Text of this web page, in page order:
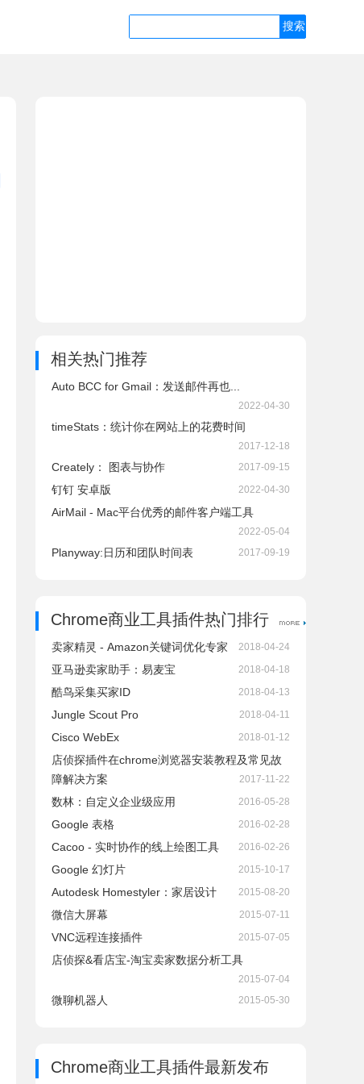
相关热门推荐
Auto BCC for Gmail：发送邮件再也...
2022-04-30
timeStats：统计你在网站上的花费时间
2017-12-18
Creately： 图表与协作 2017-09-15
钉钉 安卓版 2022-04-30
AirMail - Mac平台优秀的邮件客户端工具
2022-05-04
Planyway:日历和团队时间表 2017-09-19
Chrome商业工具插件热门排行
卖家精灵 - Amazon关键词优化专家 2018-04-24
亚马逊卖家助手：易麦宝 2018-04-18
酷鸟采集买家ID 2018-04-13
Jungle Scout Pro 2018-04-11
Cisco WebEx 2018-01-12
店侦探插件在chrome浏览器安装教程及常见故
障解决方案
2017-11-22
数林：自定义企业级应用 2016-05-28
Google 表格 2016-02-28
Cacoo - 实时协作的线上绘图工具 2016-02-26
Google 幻灯片 2015-10-17
Autodesk Homestyler：家居设计 2015-08-20
微信大屏幕 2015-07-11
VNC远程连接插件 2015-07-05
店侦探&看店宝-淘宝卖家数据分析工具
2015-07-04
微聊机器人 2015-05-30
Chrome商业工具插件最新发布